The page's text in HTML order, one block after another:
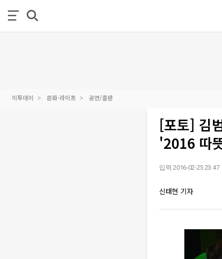
이투데이 문화·라이프 공연/출판
[포토] 김
'2016 따
입력 2016-02-25 23:47
신태현 기자